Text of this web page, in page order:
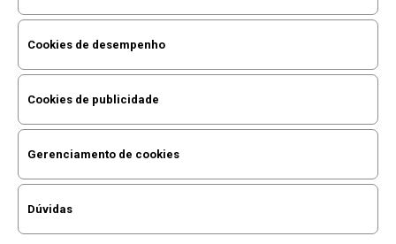
Cookies de desempenho
Cookies de publicidade
Gerenciamento de cookies
Dúvidas